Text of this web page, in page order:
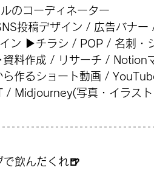
のコーディネーター
投稿デザイン / 広告バナー
ン ▶︎チラシ / POP / 名刺・
料作成 / リサーチ / Notion
作るショート動画 /
Midjourney(写真・イラスト
で飲んだくれ🍺